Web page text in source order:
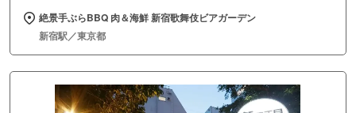
絶景手ぶらBBQ 肉＆海鮮 新宿歌舞伎ビアガーデン
新宿駅／東京都